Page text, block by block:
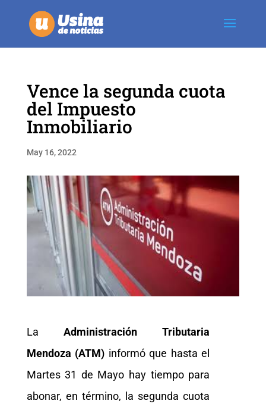
Vence la segunda cuota
del Impuesto
Inmobiliario
May 16, 2022
La Administración Tributaria
Mendoza (ATM) informó que hasta el
Martes 31 de Mayo hay tiempo para
abonar, en término, la segunda cuota